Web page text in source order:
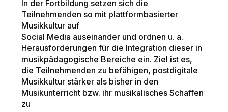
In der Fortbildung setzen sich die
Teilnehmenden so mit plattformbasierter
Musikkultur auf
Social Media auseinander und ordnen u. a.
Herausforderungen für die Integration dieser in
musikpädagogische Bereiche ein. Ziel ist es,
die Teilnehmenden zu befähigen, postdigitale
Musikkultur stärker als bisher in den
Musikunterricht bzw. ihr musikalisches Schaffen
zu